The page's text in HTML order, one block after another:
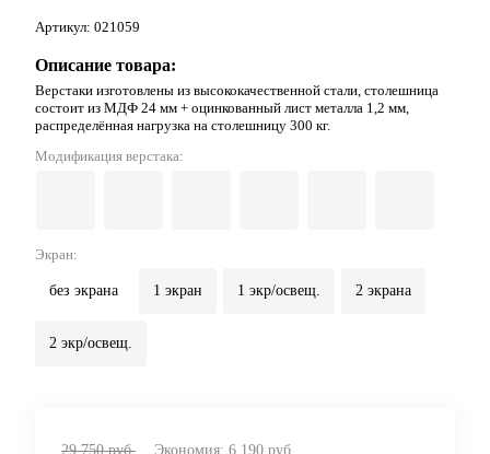
Артикул: 021059
Описание товара:
Верстаки изготовлены из высококачественной стали, столешница
состоит из МДФ 24 мм + оцинкованный лист металла 1,2 мм,
распределённая нагрузка на столешницу 300 кг.
Модификация верстака:
Экран:
без экрана 1 экран 1 экр/освещ. 2 экрана
2 экр/освещ.
29 750 руб. Экономия: 6 190 руб.